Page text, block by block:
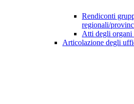
Rendiconti
regionali/
Atti degli
Articolazione degli